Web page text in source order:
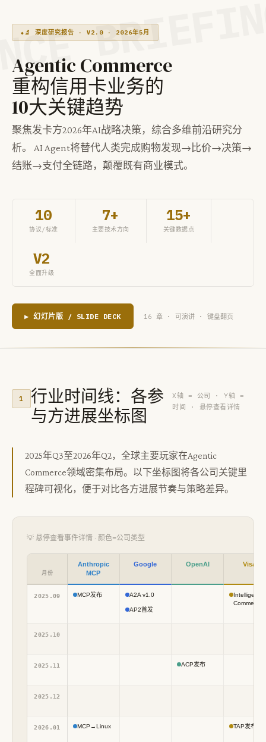
🔬 深度研究报告 · V2.0 · 2026年5月
Agentic Commerce
重构信用卡业务的
10大关键趋势
聚焦发卡方2026年AI战略决策，综合多维前沿研究分
析。 AI Agent将替代人类完成购物发现→比价→决策→
结账→支付全链路，颠覆既有商业模式。
10
协议/标准
7+
主要技术方向
15+
关键数据点
V2
全面升级
▶ 幻灯片版 / SLIDE DECK 16 章 · 可演讲 · 键盘翻页
1
行业时间线：各参
与方进展坐标图
X轴 = 公司 · Y轴 =
时间 · 悬停查看详情
2025年Q3至2026年Q2，全球主要玩家在Agentic
Commerce领域密集布局。以下坐标图将各公司关键里
程碑可视化，便于对比各方进展节奏与策略差异。
💡 悬停查看事件详情 · 颜色=公司类型
月份
Anthropic
MCP
Google OpenAI Visa
2025.09 MCP发布 A2A v1.0
AP2首发
Intelligent
Commerce
2025.10
2025.11 ACP发布
2025.12
2026.01 MCP→Linux TAP发布